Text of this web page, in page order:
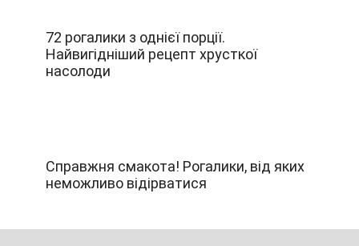
72 рогалики з однієї порції.
Найвигідніший рецепт хрусткої
насолоди
Справжня смакота! Рогалики, від яких
неможливо відірватися